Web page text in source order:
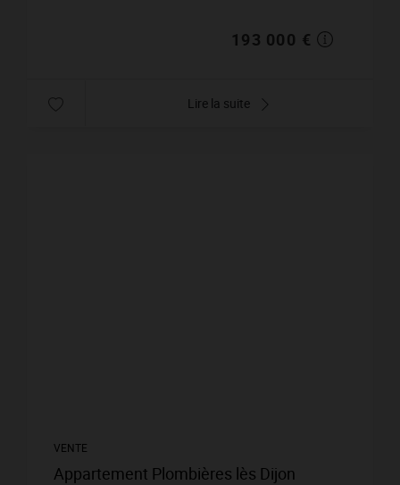
193 000 €
Lire la suite
VENTE
Appartement Plombières lès Dijon